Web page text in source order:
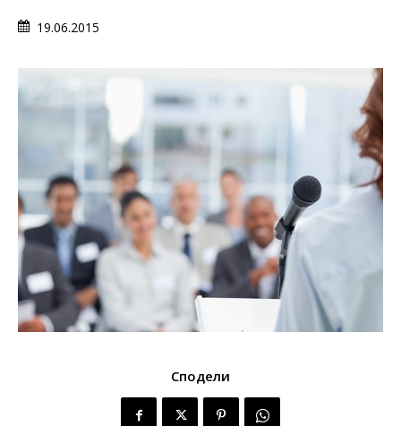
19.06.2015
Сподели